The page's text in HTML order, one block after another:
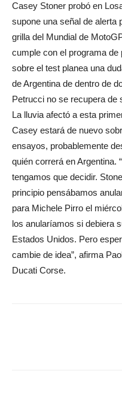
Casey Stoner probó en
supone una señal de alerta
grilla del Mundial de
cumple con el programa de
sobre el test planea una
de Argentina de dentro de
Petrucci no se recupera de
La lluvia afectó a esta
Casey estará de nuevo
ensayos, probablemente
quién correrá en Argentina.
tengamos que decidir.
principio pensábamos
para Michele Pirro el
los anularíamos si debiera
Estados Unidos. Pero
cambie de idea”, afirma
Ducati Corse.